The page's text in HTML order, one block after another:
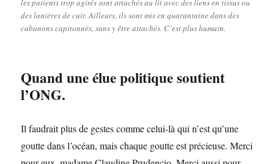
les patients trop agités sont attachés au lit avec des liens en tissus ou
des lanières de cuir. Ailleurs, ils sont mis en quarantaine dans des
cabanons capitonnés, sans y être attachés. C’est plus humain.
Quand une élue politique soutient
l’ONG.
Il faudrait plus de gestes comme celui-là qui n’est qu’une
goutte dans l’océan, mais chaque goutte est précieuse. Merci